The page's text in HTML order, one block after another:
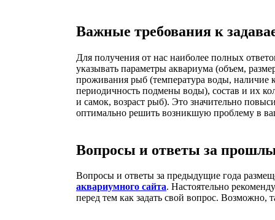
Важные требования к
Для получения от нас наиболее полных
указывать параметры аквариума (объем,
проживания рыб (температура воды, наличие
периодичность подмены воды), состав и их
и самок, возраст рыб). Это значительно
оптимально решить возникшую проблему в
Вопросы и ответы за
Вопросы и ответы за предыдущие года
аквариумного сайта. Настоятельно
перед тем как задать свой вопрос. Возможно,